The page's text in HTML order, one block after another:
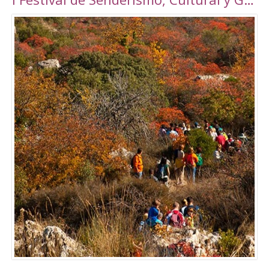
Torrepalma ***, con unas novedosas y amplias
instalaciones inauguradas en 2010, con una
superficie total de 6889 m2. Amplio abanico
de actividades tanto libres como dirigidas.
Tarifas Las tarifas para entradas individuales y
de forma puntual tienen un importe de
5,00€. También existe la posibilidad de
adquirir un Bono de 10 usos (válido durante 90
días) a un precio de 40,00€. Tanto el ticket
como el Bono son de uso personal e
intransferible. Con acceso durante todo el día
en los horarios abajo indicados. El precio de la
entrada a la piscina para un adulto es de 3,50€.
Para consultar el resto de precios y horarios
sigan este enlace:
http://alcalalarealesdeporte.com/tarifas/
Piscina Este centro cuenta, además de con el